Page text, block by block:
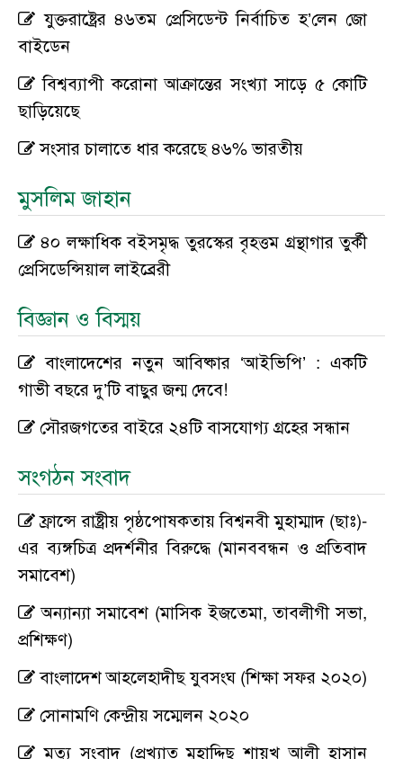
যুক্তরাষ্ট্রের ৪৬তম প্রেসিডেন্ট নির্বাচিত হ’লেন জো
বাইডেন
বিশ্বব্যাপী করোনা আক্রান্তের সংখ্যা সাড়ে ৫ কোটি
ছাড়িয়েছে
সংসার চালাতে ধার করেছে ৪৬% ভারতীয়
মুসলিম জাহান
৪০ লক্ষাধিক বইসমৃদ্ধ তুরস্কের বৃহত্তম গ্রন্থাগার তুর্কী
প্রেসিডেন্সিয়াল লাইব্রেরী
বিজ্ঞান ও বিস্ময়
বাংলাদেশের নতুন আবিষ্কার ‘আইভিপি’ : একটি
গাভী বছরে দু’টি বাছুর জন্ম দেবে!
সৌরজগতের বাইরে ২৪টি বাসযোগ্য গ্রহের সন্ধান
সংগঠন সংবাদ
ফ্রান্সে রাষ্ট্রীয় পৃষ্ঠপোষকতায় বিশ্বনবী মুহাম্মাদ (ছাঃ)-
এর ব্যঙ্গচিত্র প্রদর্শনীর বিরুদ্ধে (মানববন্ধন ও প্রতিবাদ
সমাবেশ)
অন্যান্যা সমাবেশ (মাসিক ইজতেমা, তাবলীগী সভা,
প্রশিক্ষণ)
বাংলাদেশ আহলেহাদীছ যুবসংঘ (শিক্ষা সফর ২০২০)
সোনামণি কেন্দ্রীয় সম্মেলন ২০২০
মৃত্যু সংবাদ (প্রখ্যাত মুহাদ্দিছ শায়খ আলী হাসান